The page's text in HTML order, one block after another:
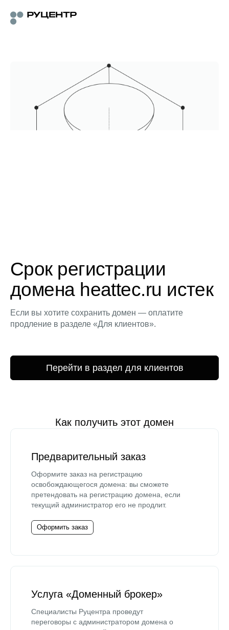
Срок регистрации
домена heattec.ru истек
Если вы хотите сохранить домен — оплатите
продление в разделе «Для клиентов».
Перейти в раздел для клиентов
Как получить этот домен
Предварительный заказ
Оформите заказ на регистрацию
освобождающегося домена: вы сможете
претендовать на регистрацию домена, если
текущий администратор его не продлит.
Оформить заказ
Услуга «Доменный брокер»
Специалисты Руцентра проведут
переговоры с администратором домена о